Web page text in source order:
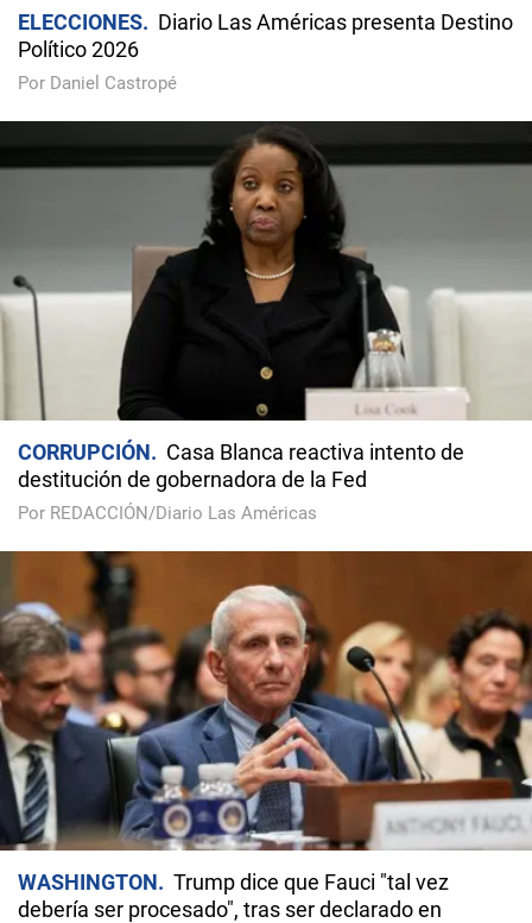
ELECCIONES
Diario Las Américas presenta Destino
Político 2026
Por Daniel Castropé
CORRUPCIÓN
Casa Blanca reactiva intento de
destitución de gobernadora de la Fed
Por REDACCIÓN/Diario Las Américas
WASHINGTON
Trump dice que Fauci "tal vez
debería ser procesado", tras ser declarado en